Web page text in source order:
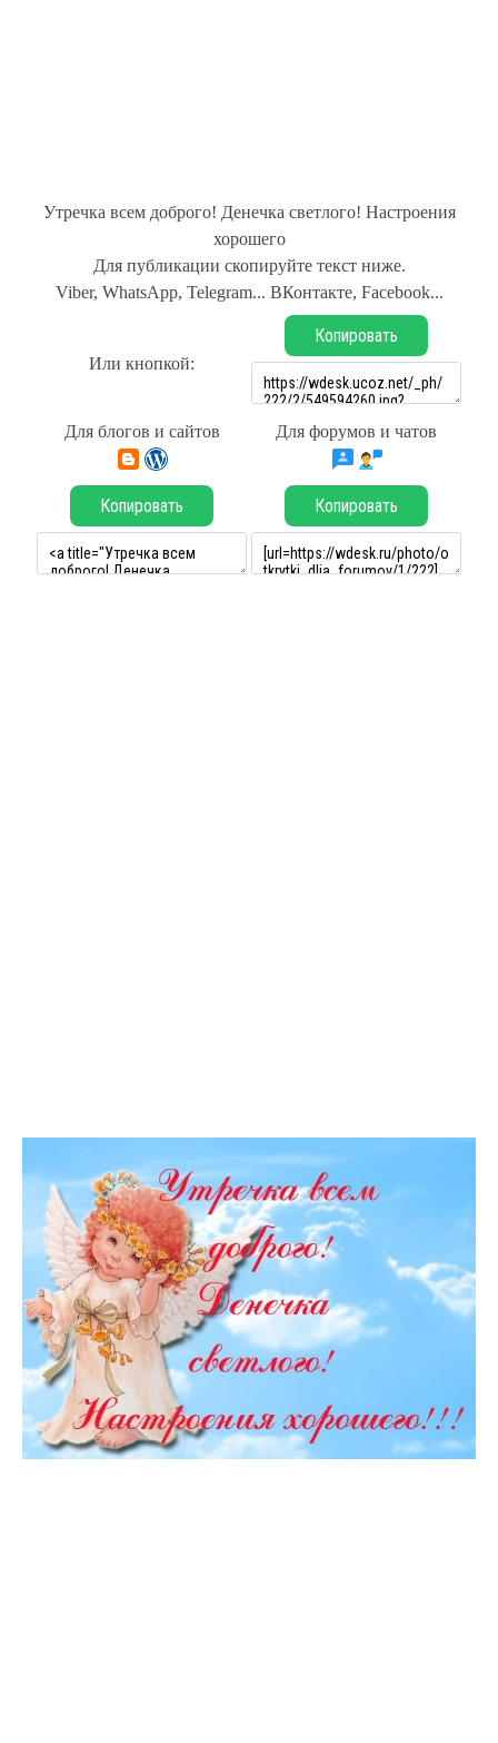
Утречка всем доброго! Денечка светлого! Настроения
хорошего
Для публикации скопируйте текст ниже.
Viber, WhatsApp, Telegram... ВКонтакте, Facebook...
Или кнопкой:
Копировать
Для блогов и сайтов Для форумов и чатов
Копировать Копировать